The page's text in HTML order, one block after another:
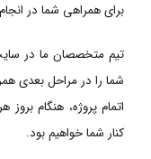
برای همراهی شما در
تیم متخصصان ما در
شما را در مراحل بعدی
اتمام پروژه، هنگام
کنار شما خواهیم بود.